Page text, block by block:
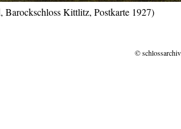
Barockschloss Kittlitz, Postkarte 1927)
©